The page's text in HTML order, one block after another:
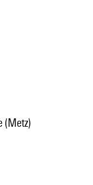
(Metz)